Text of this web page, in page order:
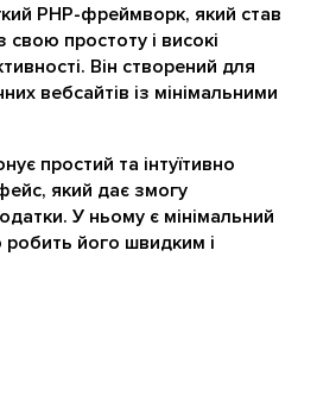
PHP-фреймворк, який став
простоту і високі
Він створений для
вебсайтів із мінімальними
простий та інтуїтивно
який дає змогу
У ньому є мінімальний
робить його швидким і